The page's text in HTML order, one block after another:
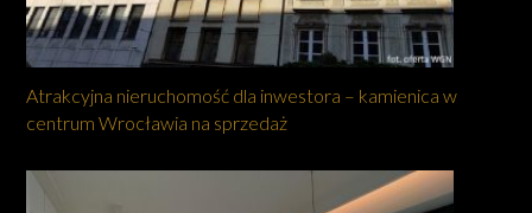
Atrakcyjna nieruchomość dla inwestora – kamienica w
centrum Wrocławia na sprzedaż